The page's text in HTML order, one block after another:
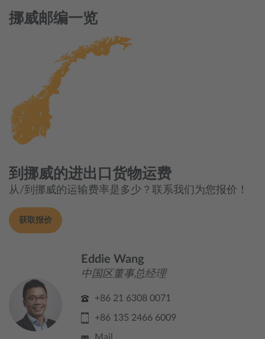
挪威邮编一览
到挪威的进出口货物运费
从/到挪威的运输费率是多少？联系我们为您报价！
获取报价
Eddie Wang
中国区董事总经理
+86 21 6308 0071
+86 135 2466 6009